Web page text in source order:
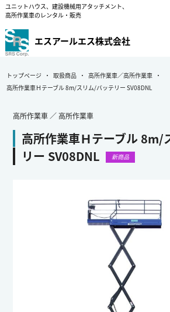
ユニットハウス、建設機械用アタッチメント、
高所作業車のレンタル・販売
エスアールエス株式会社
トップページ 取扱商品
高所作業車／高所作業車
高所作業車Ｈテーブル 8m/スリム/バッテリー SV08DNL
高所作業車 ／ 高所作業車
高所作業車Ｈテーブル 8m/
リー SV08DNL 新商品